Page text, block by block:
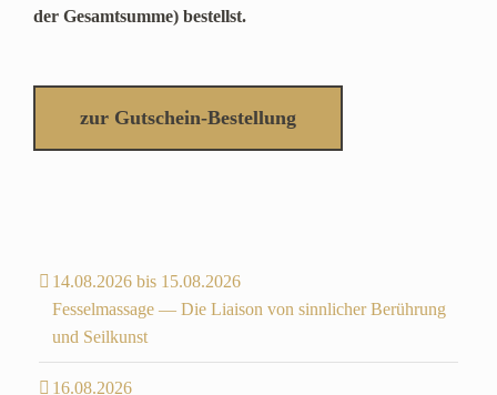
der Gesamtsumme) bestellst.
zur Gutschein-Bestellung
14.08.2026 bis 15.08.2026
Fesselmassage — Die Liaison von sinnlicher Berührung
und Seilkunst
16.08.2026